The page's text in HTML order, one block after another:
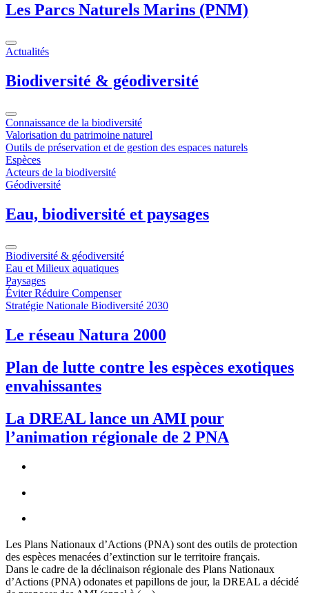
Les Parcs Naturels Marins (PNM)
Actualités
Biodiversité & géodiversité
Connaissance de la biodiversité
Valorisation du patrimoine naturel
Outils de préservation et de gestion des espaces naturels
Espèces
Acteurs de la biodiversité
Géodiversité
Eau, biodiversité et paysages
Biodiversité & géodiversité
Eau et Milieux aquatiques
Paysages
Éviter Réduire Compenser
Stratégie Nationale Biodiversité 2030
Le réseau Natura 2000
Plan de lutte contre les espèces exotiques
envahissantes
La DREAL lance un AMI pour
l’animation régionale de 2 PNA
Les Plans Nationaux d’Actions (PNA) sont des outils de protection
des espèces menacées d’extinction sur le territoire français.
Dans le cadre de la déclinaison régionale des Plans Nationaux
d’Actions (PNA) odonates et papillons de jour, la DREAL a décidé